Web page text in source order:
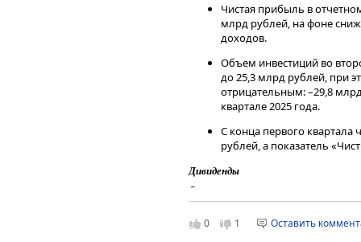
Чистая прибыль в
млрд рублей, на фоне
доходов.
Объем инвестиций во
до 25,3 млрд рублей, при
отрицательным: –29,8
квартале 2025 года.
С конца первого квартала
рублей, а показатель
Дивиденды
Совет директоров компании
второй квартал 2026 года,
отрицательную величину
периоде.
0 1 Оставить